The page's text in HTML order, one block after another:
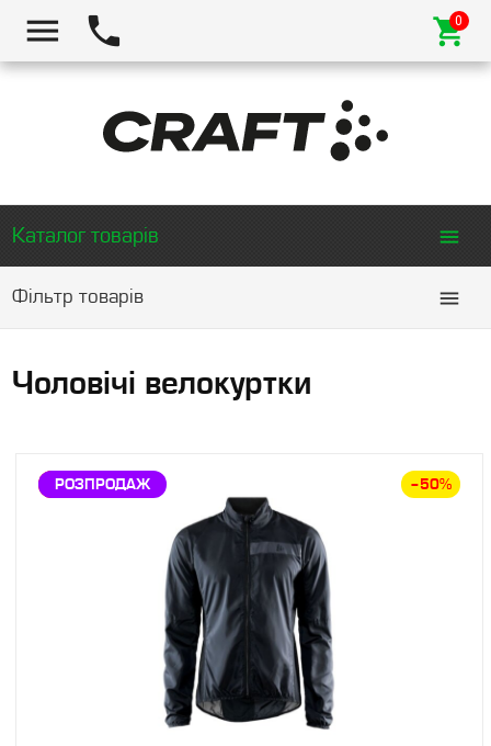
Каталог товарів
Фільтр товарів
Чоловічі велокуртки
ЗНИЖКА –50%
РОЗПРОДАЖ